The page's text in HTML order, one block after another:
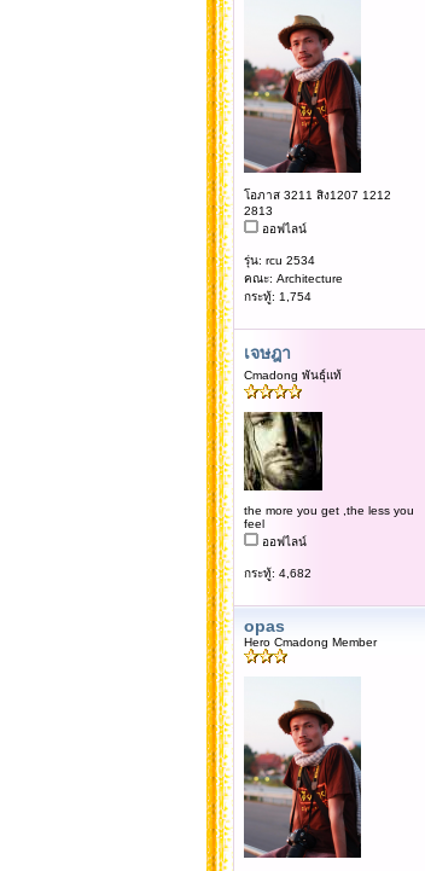
โอภาส 3211 สิง1207 1212
2813
ออฟไลน์
รุ่น: rcu 2534
คณะ: Architecture
กระทู้: 1,754
เจษฎา
Cmadong พันธุ์แท้
the more you get ,the less you
feel
ออฟไลน์
กระทู้: 4,682
opas
Hero Cmadong Member